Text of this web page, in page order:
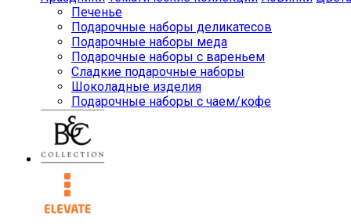
Печенье
Подарочные наборы деликатесов
Подарочные наборы меда
Подарочные наборы с вареньем
Сладкие подарочные наборы
Шоколадные изделия
Подарочные наборы с чаем/кофе